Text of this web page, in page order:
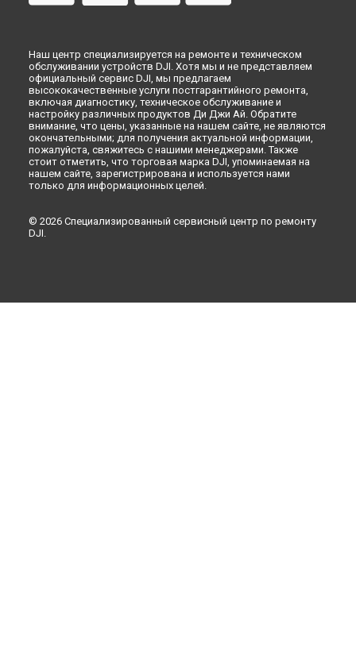
Наш центр специализируется на ремонте и техническом
обслуживании устройств DJI. Хотя мы и не представляем
официальный сервис DJI, мы предлагаем
высококачественные услуги постгарантийного ремонта,
включая диагностику, техническое обслуживание и
настройку различных продуктов Ди Джи Ай. Обратите
внимание, что цены, указанные на нашем сайте, не являются
окончательными; для получения актуальной информации,
пожалуйста, свяжитесь с нашими менеджерами. Также
стоит отметить, что торговая марка DJI, упоминаемая на
нашем сайте, зарегистрирована и используется нами
только для информационных целей.
© 2026 Специализированный сервисный центр по ремонту
DJI.